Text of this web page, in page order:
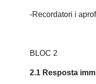
-Recordatori i
BLOC 2
2.1 Resposta